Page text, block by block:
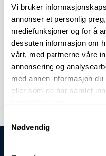
Vi bruker
annonser et personlig
mediefunksjoner og for å
dessuten informasjon om
vårt, med partnerne våre
annonsering og
med annen informasjon
eller som de har samlet
Nødvendig
RELEVANT ANALYSIS PACKAGES
COOLANT 3
COOLANT 4
Order analysis -Total